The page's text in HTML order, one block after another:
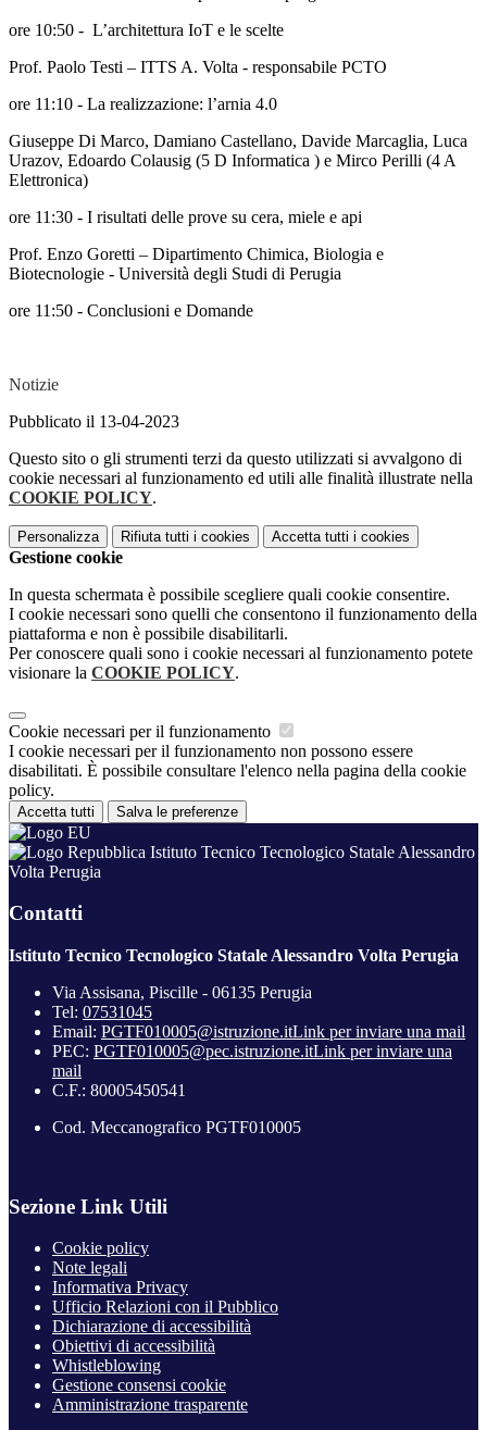
ore 10:50 - L’architettura IoT e le scelte
Prof. Paolo Testi – ITTS A. Volta - responsabile PCTO
ore 11:10 - La realizzazione: l’arnia 4.0
Giuseppe Di Marco, Damiano Castellano, Davide Marcaglia, Luca
Urazov, Edoardo Colausig (5 D Informatica ) e Mirco Perilli (4 A
Elettronica)
ore 11:30 - I risultati delle prove su cera, miele e api
Prof. Enzo Goretti – Dipartimento Chimica, Biologia e
Biotecnologie - Università degli Studi di Perugia
ore 11:50 - Conclusioni e Domande
Notizie
Pubblicato il 13-04-2023
Questo sito o gli strumenti terzi da questo utilizzati si avvalgono di
cookie necessari al funzionamento ed utili alle finalità illustrate nella
COOKIE POLICY.
Personalizza Rifiuta tutti i cookies Accetta tutti i cookies
Gestione cookie
In questa schermata è possibile scegliere quali cookie consentire.
I cookie necessari sono quelli che consentono il funzionamento della
piattaforma e non è possibile disabilitarli.
Per conoscere quali sono i cookie necessari al funzionamento potete
visionare la COOKIE POLICY.
Cookie necessari per il funzionamento
I cookie necessari per il funzionamento non possono essere
disabilitati. È possibile consultare l'elenco nella pagina della cookie
policy.
Accetta tutti Salva le preferenze
Istituto Tecnico Tecnologico Statale Alessandro
Volta Perugia
Contatti
Istituto Tecnico Tecnologico Statale Alessandro Volta Perugia
Via Assisana, Piscille - 06135 Perugia
Tel: 07531045
Email: PGTF010005@istruzione.itLink per inviare una mail
PEC: PGTF010005@pec.istruzione.itLink per inviare una
mail
C.F.: 80005450541
Cod. Meccanografico PGTF010005
Sezione Link Utili
Cookie policy
Note legali
Informativa Privacy
Ufficio Relazioni con il Pubblico
Dichiarazione di accessibilità
Obiettivi di accessibilità
Whistleblowing
Gestione consensi cookie
Amministrazione trasparente